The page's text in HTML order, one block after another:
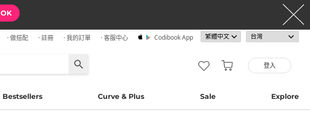
OK
· 做搭配 · 註冊 · 我的訂單 · 客服中心 Codibook App
登入
Bestsellers Curve & Plus Sale Explore